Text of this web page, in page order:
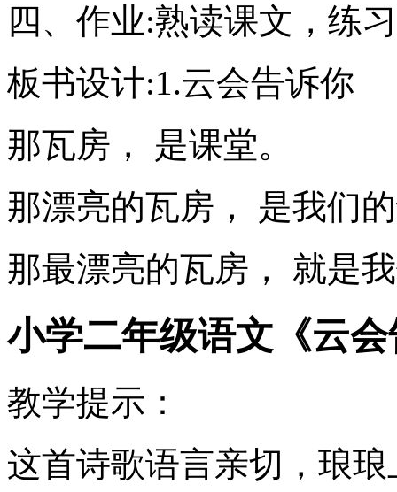
四、作业:熟读课文，练
板书设计:1.云会告诉你
那瓦房， 是课堂。
那漂亮的瓦房， 是我们
那最漂亮的瓦房， 就是
小学二年级语文《云
教学提示：
这首诗歌语言亲切，琅